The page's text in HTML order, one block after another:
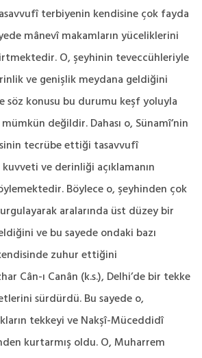
terbiyenin kendisine çok fayda
mânevî makamların yüceliklerini
O, şeyhinin teveccühleriyle
ve genişlik meydana geldiğini
söz konusu bu durumu keşf yoluyla
değildir. Dahası o, Sünamî’nin
tecrübe ettiği tasavvufî
ve derinliği açıklamanın
Böylece o, şeyhinden çok
aralarında üst düzey bir
ve bu sayede ondaki bazı
zuhur ettiğini
Cân-ı Canân (k.s.), Delhi’de bir tekke
sürdürdü. Bu sayede o,
tekkeyi ve Nakşî-Müceddidî
kurtarmış oldu. O, Muharrem